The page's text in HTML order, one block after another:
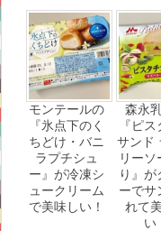
モンテールの
『氷点下のく
ちどけ・バニ
ラプチシュ
ー』が冷凍シ
ュークリーム
で美味しい！
森永
『ピ
サンド
リーソ
り』が
ーでサ
れて
い